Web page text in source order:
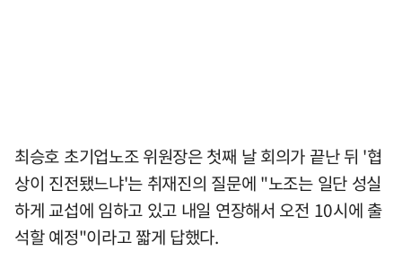
최승호 초기업노조 위원장은 첫째 날 회의가 끝난 뒤 '협
상이 진전됐느냐'는 취재진의 질문에 "노조는 일단 성실
하게 교섭에 임하고 있고 내일 연장해서 오전 10시에 출
석할 예정"이라고 짧게 답했다.